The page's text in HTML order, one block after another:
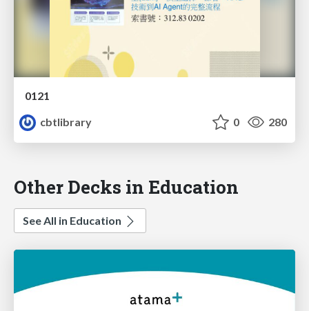
0121
cbtlibrary
0 280
Other Decks in Education
See All in Education